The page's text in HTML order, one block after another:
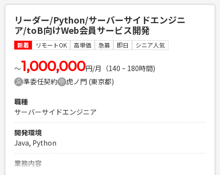
リーダー/Python/サーバーサイドエンジニ
ア/toB向けWeb会員サービス開発
新着 リモートOK 高単価 急募 即日 シニア人気
〜1,000,000円/月（140 ~ 180時間)
準委任契約
虎ノ門 (東京都)
職種
サーバーサイドエンジニア
開発環境
Java, Python
業務内容